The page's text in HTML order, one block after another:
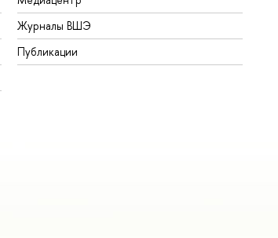
Журналы ВШЭ
Публикации